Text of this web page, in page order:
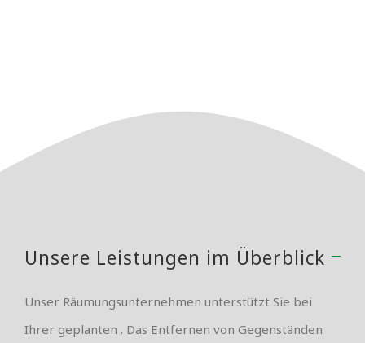
Unsere Leistungen im Überblick
Unser Räumungsunternehmen unterstützt Sie bei
Ihrer geplanten . Das Entfernen von Gegenständen